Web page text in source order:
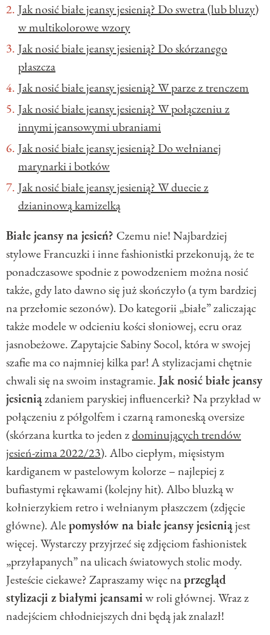
Jak nosić białe jeansy jesienią? Do swetra (lub bluzy)
w multikolorowe wzory
Jak nosić białe jeansy jesienią? Do skórzanego
płaszcza
Jak nosić białe jeansy jesienią? W parze z trenczem
Jak nosić białe jeansy jesienią? W połączeniu z
innymi jeansowymi ubraniami
Jak nosić białe jeansy jesienią? Do wełnianej
marynarki i botków
Jak nosić białe jeansy jesienią? W duecie z
dzianinową kamizelką
Białe jeansy na jesień? Czemu nie! Najbardziej
stylowe Francuzki i inne fashionistki przekonują, że te
ponadczasowe spodnie z powodzeniem można nosić
także, gdy lato dawno się już skończyło (a tym bardziej
na przełomie sezonów). Do kategorii „białe” zaliczając
także modele w odcieniu kości słoniowej, ecru oraz
jasnobeżowe. Zapytajcie Sabiny Socol, która w swojej
szafie ma co najmniej kilka par! A stylizacjami chętnie
chwali się na swoim instagramie.Jak nosić białe jeansy
jesieniązdaniem paryskiej influencerki? Na przykład w
połączeniu z półgolfem i czarną ramoneską oversize
(skórzana kurtka to jeden zdominujących trendów
jesień-zima 2022/23). Albo ciepłym, mięsistym
kardiganem w pastelowym kolorze – najlepiej z
bufiastymi rękawami (kolejny hit). Albo bluzką w
kołnierzykiem retro i wełnianym płaszczem (zdjęcie
główne). Alepomysłów na białe jeansy jesieniąjest
więcej. Wystarczy przyjrzeć się zdjęciom fashionistek
„przyłapanych” na ulicach światowych stolic mody.
Jesteście ciekawe? Zapraszamy więc naprzegląd
stylizacji z białymi jeansamiw roli głównej. Wraz z
nadejściem chłodniejszych dni będą jak znalazł!